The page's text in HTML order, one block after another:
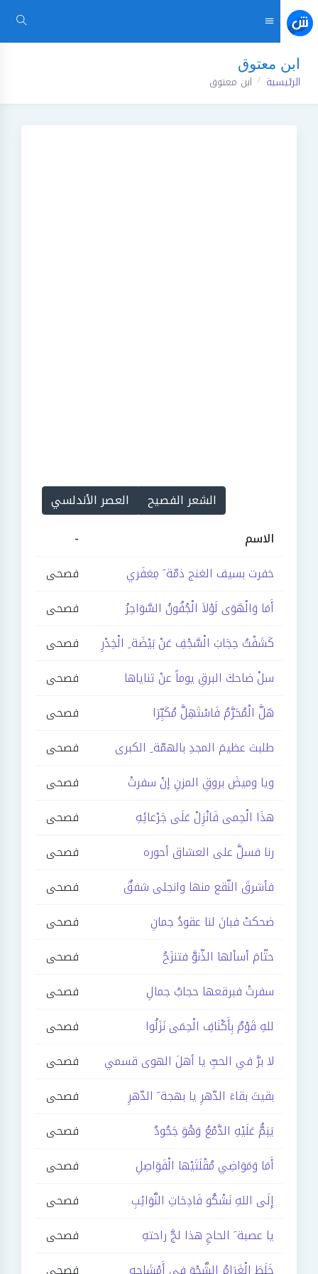
ابن معتوق
الرئيسية ابن معتوق
الشعر الفصيح
العصر الأندلسي
الاسم
-
خفرت بسيف الغنج ذمّة َ مِغفَري
فصحى
أَمَا وَالْهَوَى لَوْلاَ الْجُفُونُ السَّوَاحِرُ
فصحى
كَشَفْتُ حِجَابَ الْسَّجْفِ عَنْ بَيْضَة ِ الْخِدْرِ
فصحى
سلْ ضاحكَ البرقِ يوماً عنْ ثناياها
فصحى
هَلَّ الْمُحَرَّمُ فَاسْتَهِلَّ مُكَبِّرَا
فصحى
طلبتَ عظيمَ المجدِ بالهمّة ِ الكبرى
فصحى
ويا وميضَ بروقِ المزنِ إنْ سفرتْ
فصحى
هذَا الْحِمى فَانْزِلْ عَلَى جَرْعائِهِ
فصحى
رنا فسلَّ على العشاق أحوره
فصحى
فأشرقَ النّقع منها وانجلى شفقٌ
فصحى
ضحكتْ فبانَ لنا عقودُ جمانِ
فصحى
حتّامَ أسألها الذّنوَّ فتنزَحُ
فصحى
سفرتْ فبرقعها حجابُ جمالِ
فصحى
للهِ قَوْمٌ بِأَكْنَافِ الْحِمَى نَزَلُوا
فصحى
لا برَّ في الحبِّ يا أهلَ الهوى قسمي
فصحى
بقيتَ بقاءَ الدّهرِ يا بهجة َ الدّهرِ
فصحى
يَنِمُّ عَلَيْهِ الدَّمْعُ وَهْوَ جَحُودُ
فصحى
أَمَا وَمَوَاضِي مُقْلَتَيْها الْفَوَاصِلِ
فصحى
إِلَى اللهِ نَشْكُو فَادِحَاتِ النَّوَائِبِ
فصحى
يا عصبة َ الحاجِ هذا لجَّ راحتهِ
فصحى